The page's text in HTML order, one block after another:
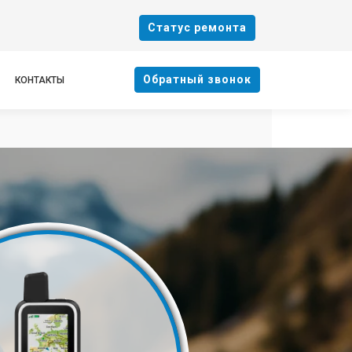
Cтатус ремонта
КОНТАКТЫ Oбратный звонок